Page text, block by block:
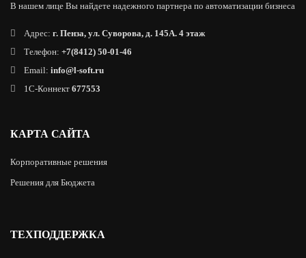
В нашем лице Вы найдете надежного партнера по автоматизации бизнеса
Адрес: г. Пенза, ул. Суворова, д. 145А. 4 этаж
Телефон: +7(8412) 50-01-46
Email: info@l-soft.ru
1C-Коннект 677553
КАРТА САЙТА
Корпоративные решения
Решения для Бюджета
ТЕХПОДДЕРЖКА